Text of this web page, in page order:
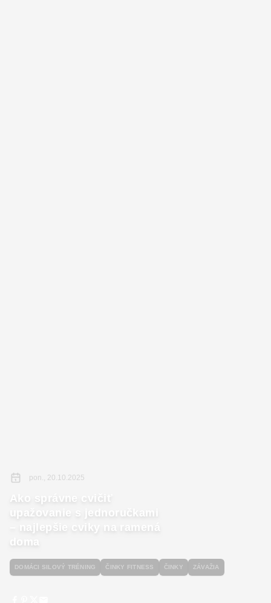
pon., 20.10.2025
Ako správne cvičiť
upažovanie s jednoručkami
– najlepšie cviky na ramená
doma
DOMÁCI SILOVÝ TRÉNING ČINKY FITNESS ČINKY ZÁVAŽIA